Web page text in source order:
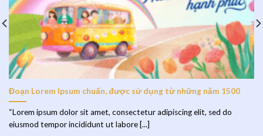
Đoạn Lorem Ipsum chuẩn, được sử dụng từ những năm 1500
“Lorem ipsum dolor sit amet, consectetur adipiscing elit, sed do
eiusmod tempor incididunt ut labore [...]